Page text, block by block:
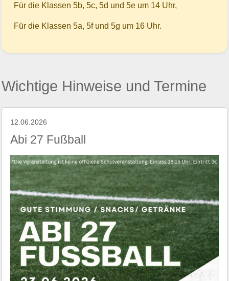
Für die Klassen 5b, 5c, 5d und 5e um 14 Uhr,
Für die Klassen 5a, 5f und 5g um 16 Uhr.
Wichtige Hinweise und Termine
12.06.2026
Abi 27 Fußball